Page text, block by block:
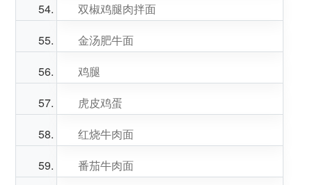
双椒鸡腿肉拌面
金汤肥牛面
鸡腿
虎皮鸡蛋
红烧牛肉面
番茄牛肉面